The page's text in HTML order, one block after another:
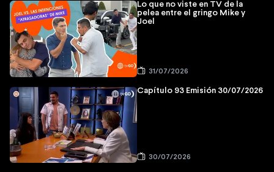
Lo que no viste en TV de la
pelea entre el gringo Mike y
Joel
31/07/2026
Capítulo 93 Emisión 30/07/2026
30/07/2026